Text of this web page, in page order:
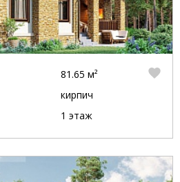
81.65 м²
кирпич
1 этаж